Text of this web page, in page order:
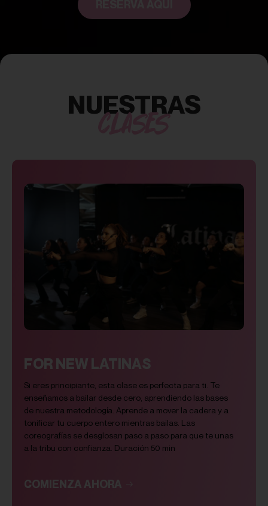
NUESTRAS
FOR NEW LATINAS
Si eres principiante, esta clase es perfecta para ti. Te
enseñamos a bailar desde cero, aprendiendo las bases
de nuestra metodología. Aprende a mover la cadera y a
tonificar tu cuerpo entero mientras bailas. Las
coreografías se desglosan paso a paso para que te unas
a la tribu con confianza. Duración 50 min
COMIENZA AHORA